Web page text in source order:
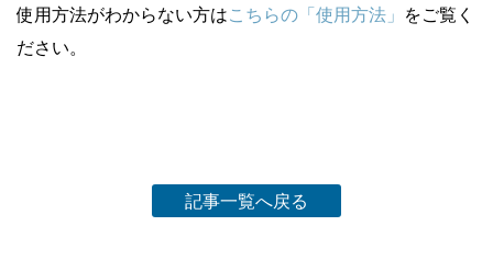
使用方法がわからない方はこちらの「使用方法」 をご覧く
ださい。
記事一覧へ戻る